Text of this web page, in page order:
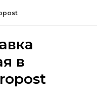
в